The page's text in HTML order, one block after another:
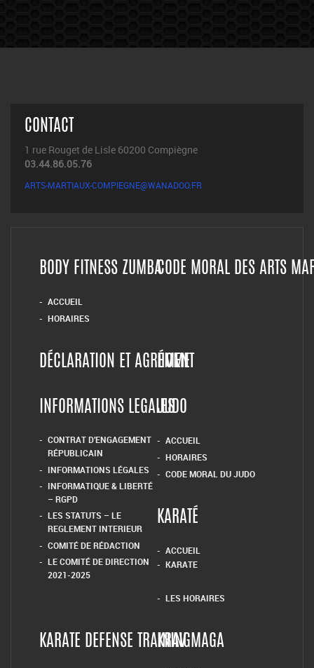
CONTACT
1 rue Rouget de Lisle 60200 Compiègne
03.44.86.05.76
ARTS-MARTIAUX-COMPIEGNE@WANADOO.FR
BODY FITNESS ZUMBA
ACCUEIL
HORAIRES
CODE MORAL DES ARTS
DÉCLARATION ET AGRÉMENT
HOME
INFORMATIONS LEGALES
CONTRAT D’ENGAGEMENT
RÉPUBLICAIN
INFORMATIONS LÉGALES
INFORMATIQUE & LIBERTÉ
– RGPD
LES STATUTS – LE
REGLEMENT INTERIEUR
COMITÉ DE RÉDACTION
LE COMITÉ DE DIRECTION
2021-2025
JUDO
ACCUEIL
HORAIRES
CODE MORAL DU JUDO
KARATÉ
ACCUEIL
KARATE
LES HORAIRES
KARATE DEFENSE TRAININGKRAV MAGA